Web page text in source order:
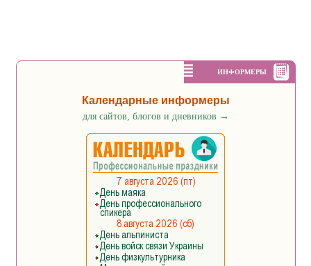
ИНФОРМЕРЫ
Календарные информеры
для сайтов, блогов и дневников →